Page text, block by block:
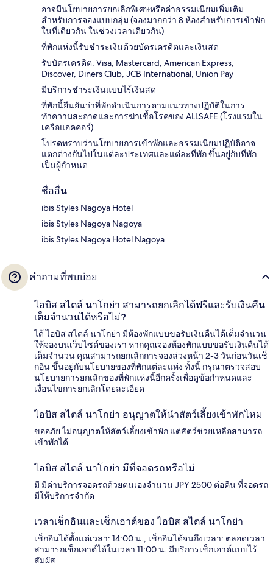
อาจมีนโยบายการยกเลิกพิเศษหรือค่าธรรมเนียมเพิ่มเติม
สำหรับการจองแบบกลุ่ม (จองมากกว่า 8 ห้องสำหรับการเข้าพัก
ในที่เดียวกัน ในช่วงเวลาเดียวกัน)
ที่พักแห่งนี้รับชำระเงินด้วยบัตรเครดิตและเงินสด
รับบัตรเครดิต: Visa, Mastercard, American Express,
Discover, Diners Club, JCB International, Union Pay
มีบริการชำระเงินแบบไร้เงินสด
ที่พักนี้ยืนยันว่าที่พักดำเนินการตามแนวทางปฏิบัติในการ
ทำความสะอาดและการฆ่าเชื้อโรคของ ALLSAFE (โรงแรมใน
เครือแอคคอร์)
โปรดทราบว่านโยบายการเข้าพักและธรรมเนียมปฏิบัติอาจ
แตกต่างกันไปในแต่ละประเทศและแต่ละที่พัก ขึ้นอยู่กับที่พัก
เป็นผู้กำหนด
ชื่ออื่น
ibis Styles Nagoya Hotel
ibis Styles Nagoya Nagoya
ibis Styles Nagoya Hotel Nagoya
คำถามที่พบบ่อย
ไอบิส สไตล์ นาโกย่า สามารถยกเลิกได้ฟรีและรับเงินคืน
เต็มจำนวนได้หรือไม่?
ได้ ไอบิส สไตล์ นาโกย่า มีห้องพักแบบขอรับเงินคืนได้เต็มจำนวน
ให้จองบนเว็บไซต์ของเรา หากคุณจองห้องพักแบบขอรับเงินคืนได้
เต็มจำนวน คุณสามารถยกเลิกการจองล่วงหน้า 2-3 วันก่อนวันเช็
กอิน ขึ้นอยู่กับนโยบายของที่พักแต่ละแห่ง ทั้งนี้ กรุณาตรวจสอบ
นโยบายการยกเลิกของที่พักแห่งนี้อีกครั้งเพื่อดูข้อกำหนดและ
เงื่อนไขการยกเลิกโดยละเอียด
ไอบิส สไตล์ นาโกย่า อนุญาตให้นำสัตว์เลี้ยงเข้าพักไหม
ขออภัย ไม่อนุญาตให้สัตว์เลี้ยงเข้าพัก แต่สัตว์ช่วยเหลือสามารถ
เข้าพักได้
ไอบิส สไตล์ นาโกย่า มีที่จอดรถหรือไม่
มี มีค่าบริการจอดรถด้วยตนเองจำนวน JPY 2500 ต่อคืน ที่จอดรถ
มีให้บริการจำกัด
เวลาเช็กอินและเช็กเอาต์ของ ไอบิส สไตล์ นาโกย่า
เช็กอินได้ตั้งแต่เวลา: 14:00 น., เช็กอินได้จนถึงเวลา: ตลอดเวลา
สามารถเช็กเอาต์ได้ในเวลา 11:00 น. มีบริการเช็กเอาต์แบบไร้
สัมผัส